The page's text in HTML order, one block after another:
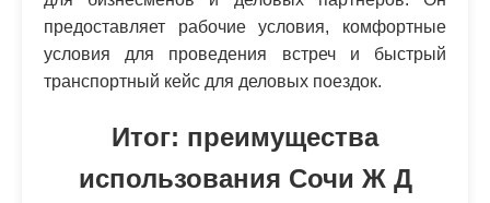
предоставляет рабочие условия, комфортные
условия для проведения встреч и быстрый
транспортный кейс для деловых поездок.
Итог: преимущества
использования Сочи Ж Д